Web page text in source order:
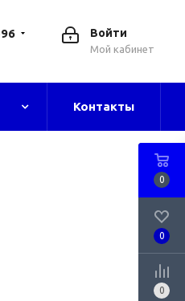
Войти
Мой кабинет
Контакты
0
0
0